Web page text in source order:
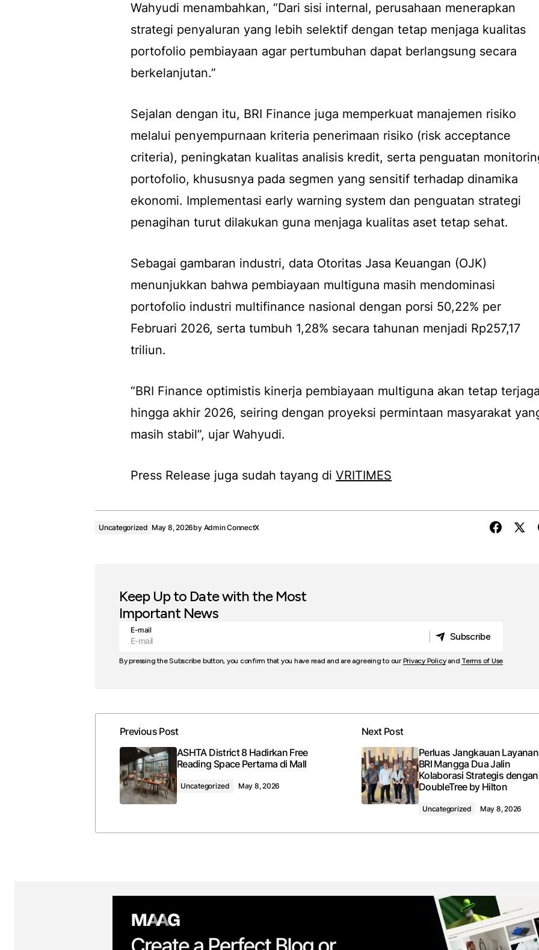
Wahyudi menambahkan, “Dari sisi internal, perusahaan menerapkan
strategi penyaluran yang lebih selektif dengan tetap menjaga kualitas
portofolio pembiayaan agar pertumbuhan dapat berlangsung secara
berkelanjutan.”
Sejalan dengan itu, BRI Finance juga memperkuat manajemen risiko
melalui penyempurnaan kriteria penerimaan risiko (risk acceptance
criteria), peningkatan kualitas analisis kredit, serta penguatan
portofolio, khususnya pada segmen yang sensitif terhadap dinamika
ekonomi. Implementasi early warning system dan penguatan strategi
penagihan turut dilakukan guna menjaga kualitas aset tetap sehat.
Sebagai gambaran industri, data Otoritas Jasa Keuangan (OJK)
menunjukkan bahwa pembiayaan multiguna masih mendominasi
portofolio industri multifinance nasional dengan porsi 50,22% per
Februari 2026, serta tumbuh 1,28% secara tahunan menjadi Rp257,17
triliun.
“BRI Finance optimistis kinerja pembiayaan multiguna akan tetap
hingga akhir 2026, seiring dengan proyeksi permintaan masyarakat
masih stabil”, ujar Wahyudi.
Press Release juga sudah tayang di VRITIMES
Uncategorized May 8, 2026by Admin ConnectX
Keep Up to Date with the Most
Important News
E-mail
Subscribe
By pressing the Subscribe button, you confirm that you have read and are agreeing to ourPrivacy Policyand Terms of Use
Previous Post
ASHTA District 8 Hadirkan Free
Reading Space Pertama di Mall
Uncategorized May 8, 2026
Next Post
Perluas Jangkauan
BRI Mangga Dua Jalin
Kolaborasi Strategis dengan
DoubleTree by Hilton
Uncategorized May 8, 2026